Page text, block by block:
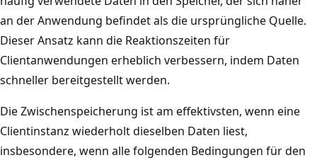
an der Anwendung befindet als die ursprüngliche Quelle.
Dieser Ansatz kann die Reaktionszeiten für
Clientanwendungen erheblich verbessern, indem Daten
schneller bereitgestellt werden.
Die Zwischenspeicherung ist am effektivsten, wenn eine
Clientinstanz wiederholt dieselben Daten liest,
insbesondere, wenn alle folgenden Bedingungen für den